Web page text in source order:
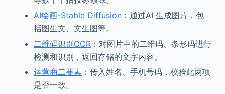
AI绘画-Stable Diffusion：通过AI 生成图片，包
括图生文、文生图等。
二维码识别OCR：对图片中的二维码、条形码进行
检测和识别，返回存储的文字内容。
运营商二要素：传入姓名、手机号码，校验此两项
是否一致。